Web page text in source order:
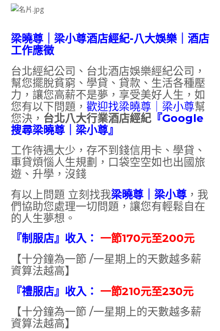
梁曉尊｜梁小尊酒店經紀-八大娛樂｜酒店
工作應徵
台北經紀公司、台北酒店娛樂經紀公司，
幫您擺脫貧窮、學貸、貸款、生活各種壓
力，讓您高薪不是夢，享受美好人生，如
您有以下問題， 歡迎找梁曉尊｜梁小尊幫
您決， 台北八大行業酒店經紀 『Google
搜尋梁曉尊｜梁小尊』
工作待遇太少，存不到錢信用卡、學貸、
車貸煩惱人生規劃，口袋空空如也出國旅
遊、升學，沒錢
有以上問題 立刻找我梁曉尊｜梁小尊 ，我
們協助您處理一切問題，讓您有輕鬆自在
的人生夢想。
『制服店』 收入： 一節170元至200元
【十分鐘為一節 /一星期上的天數越多薪
資算法越高】
『禮服店』 收入： 一節210元至230元
【十分鐘為一節 /一星期上的天數越多薪
資算法越高】